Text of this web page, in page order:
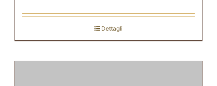
Dettagli